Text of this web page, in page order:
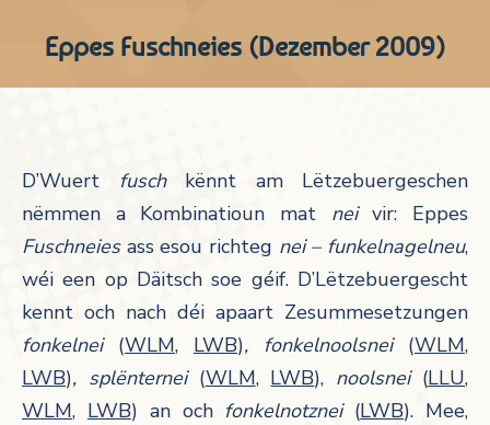
Eppes Fuschneies (Dezember 2009)
D’Wuert fuschkënnt am Lëtzebuergeschen
nëmmen a Kombinatioun mat neivir: Eppes
Fuschneiesass esou richteg nei – funkelnagelneu,
wéi een op Däitsch soe géif. D’Lëtzebuergescht
kennt och nach déi apaart Zesummesetzungen
fonkelnei (WLM, LWB), fonkelnoolsnei(WLM,
LWB), splënternei (WLM, LWB), noolsnei (LLU,
WLM, LWB) an och fonkelnotznei(LWB). Mee,